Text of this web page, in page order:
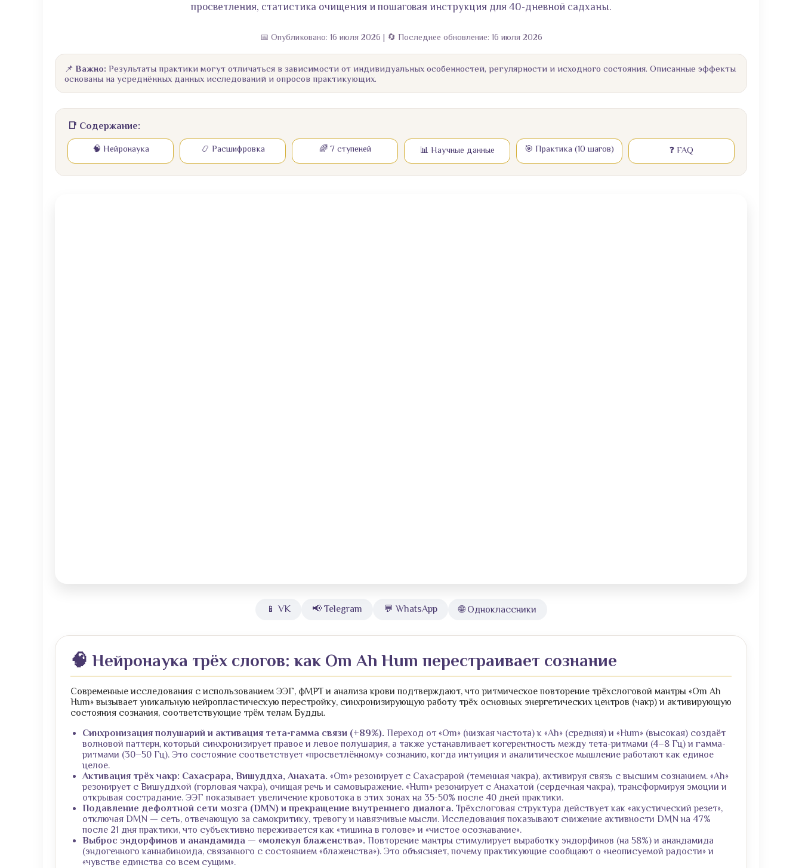
просветления, статистика очищения и пошаговая инструкция для 40-дневной садханы.
📅 Опубликовано: 16 июля 2026 | 🔄 Последнее обновление: 16 июля 2026
📌Важно: Результаты практики могут отличаться в зависимости от индивидуальных особенностей, регулярности и исходного состояния. Описанные эффекты
основаны на усреднённых данных исследований и опросов практикующих.
📑 Содержание:
🧠 Нейронаука 📿 Расшифровка 🌈 7 ступеней 📊 Научные данные 🎯 Практика (10 шагов) ❓ FAQ
📱 VK 📢 Telegram 💬 WhatsApp 🌐 Одноклассники
🧠 Нейронаука трёх слогов: как Om Ah Hum перестраивает сознание
Современные исследования с использованием ЭЭГ, фМРТ и анализа крови подтверждают, что ритмическое повторение трёхслоговой мантры «Om Ah
Hum» вызывает уникальную нейропластическую перестройку, синхронизирующую работу трёх основных энергетических центров (чакр) и активирующую
состояния сознания, соответствующие трём телам Будды.
Синхронизация полушарий и активация тета-гамма связи (+89%). Переход от «Om» (низкая частота) к «Ah» (средняя) и «Hum» (высокая) создаёт
волновой паттерн, который синхронизирует правое и левое полушария, а также устанавливает когерентность между тета-ритмами (4–8 Гц) и гамма-
ритмами (30–50 Гц). Это состояние соответствует «просветлённому» сознанию, когда интуиция и аналитическое мышление работают как единое
целое.
Активация трёх чакр: Сахасрара, Вишуддха, Анахата. «Om» резонирует с Сахасрарой (теменная чакра), активируя связь с высшим сознанием. «Ah»
резонирует с Вишуддхой (горловая чакра), очищая речь и самовыражение. «Hum» резонирует с Анахатой (сердечная чакра), трансформируя эмоции и
открывая сострадание. ЭЭГ показывает увеличение кровотока в этих зонах на 35-50% после 40 дней практики.
Подавление дефолтной сети мозга (DMN) и прекращение внутреннего диалога. Трёхслоговая структура действует как «акустический резет»,
отключая DMN — сеть, отвечающую за самокритику, тревогу и навязчивые мысли. Исследования показывают снижение активности DMN на 47%
после 21 дня практики, что субъективно переживается как «тишина в голове» и «чистое осознавание».
Выброс эндорфинов и анандамида — «молекул блаженства». Повторение мантры стимулирует выработку эндорфинов (на 58%) и анандамида
(эндогенного каннабиноида, связанного с состоянием «блаженства»). Это объясняет, почему практикующие сообщают о «неописуемой радости» и
«чувстве единства со всем сущим».